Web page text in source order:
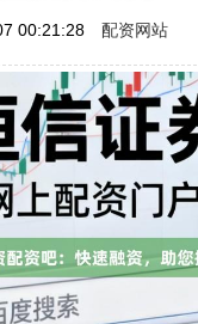
00:21:28 配资网站